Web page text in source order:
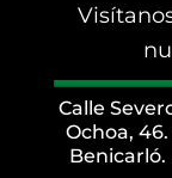
Calle
Ochoa, 46.
Benicarló.